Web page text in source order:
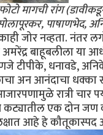
मागची रांग
पाषाणभेद,
जोर नव्हता. नंतर
बाहूबलीला या
टीपीके, धनावडे,
अन आनंदाचा धक्का
रात्री चार
कट्यातील एक दोन
आहे हे